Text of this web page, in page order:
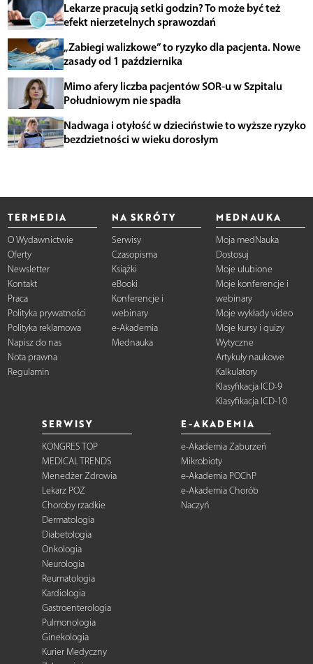
Lekarze pracują setki godzin? To może być też
efekt nierzetelnych sprawozdań
„Zabiegi walizkowe” to ryzyko dla pacjenta. Nowe
zasady od 1 października
Mimo afery liczba pacjentów SOR-u w Szpitalu
Południowym nie spadła
Nadwaga i otyłość w dzieciństwie to wyższe ryzyko
bezdzietności w wieku dorosłym
TERMEDIA
O Wydawnictwie
Oferty
Newsletter
Kontakt
Praca
Polityka prywatności
Polityka reklamowa
Napisz do nas
Nota prawna
Regulamin
NA SKRÓTY
Serwisy
Czasopisma
Książki
eBooki
Konferencje i
webinary
e-Akademia
Mednauka
MEDNAUKA
Moja medNauka
Dostosuj
Moje ulubione
Moje konferencje i
webinary
Moje wykłady video
Moje kursy i quizy
Wytyczne
Artykuły naukowe
Kalkulatory
Klasyfikacja ICD-9
Klasyfikacja ICD-10
SERWISY
KONGRES TOP
MEDICAL TRENDS
Menedżer Zdrowia
Lekarz POZ
Choroby rzadkie
Dermatologia
Diabetologia
Onkologia
Neurologia
Reumatologia
Kardiologia
Gastroenterologia
Pulmonologia
Ginekologia
Kurier Medyczny
E-AKADEMIA
e-Akademia Zaburzeń
Mikrobioty
e-Akademia POChP
e-Akademia Chorób
Naczyń